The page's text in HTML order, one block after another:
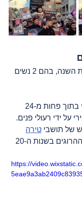
‣ 32 הרוגים מראשית השנה, בהם 2 נשים
של תושבי טירה
https://